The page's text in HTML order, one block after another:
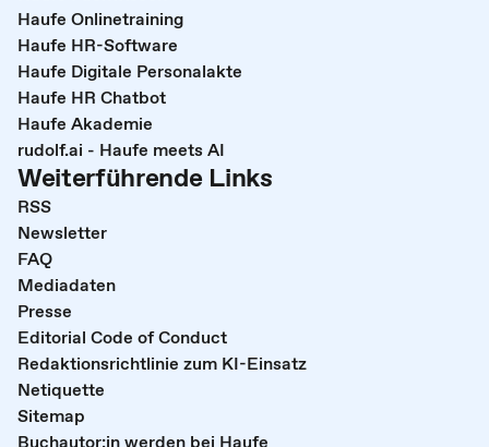
Haufe Onlinetraining
Haufe HR-Software
Haufe Digitale Personalakte
Haufe HR Chatbot
Haufe Akademie
rudolf.ai - Haufe meets AI
Weiterführende Links
RSS
Newsletter
FAQ
Mediadaten
Presse
Editorial Code of Conduct
Redaktionsrichtlinie zum KI-Einsatz
Netiquette
Sitemap
Buchautor:in werden bei Haufe